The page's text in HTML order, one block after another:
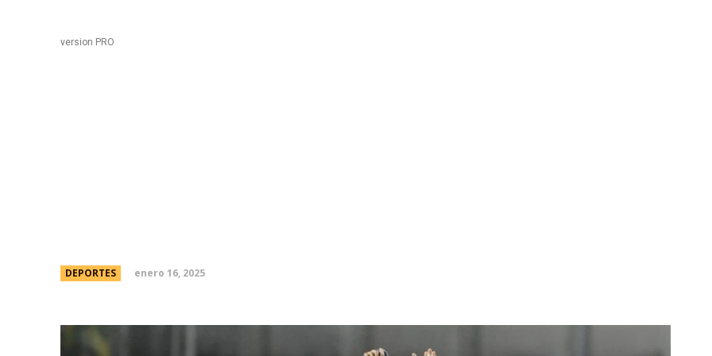
version PRO
DEPORTES enero 16, 2025